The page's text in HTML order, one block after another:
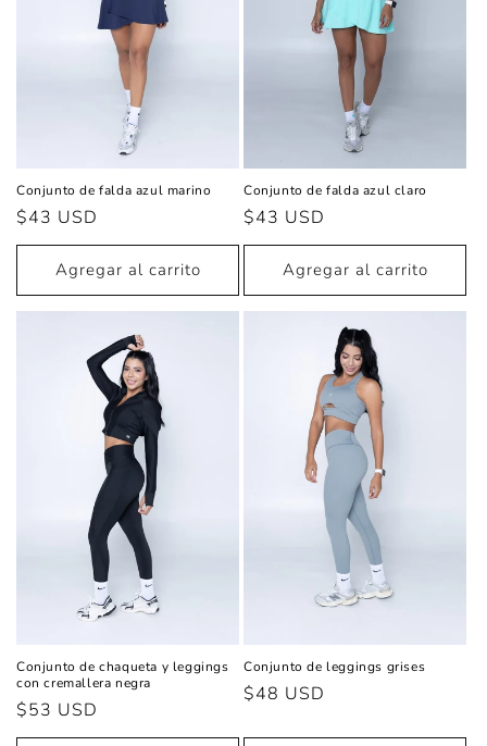
Conjunto de falda azul marino
Precio
habitual
$43 USD
Agregar al carrito
Conjunto de falda azul claro
Precio
habitual
$43 USD
Agregar al carrito
Conjunto de chaqueta y leggings
con cremallera negra
Precio
habitual
$53 USD
Conjunto de leggings grises
Precio
$48 USD